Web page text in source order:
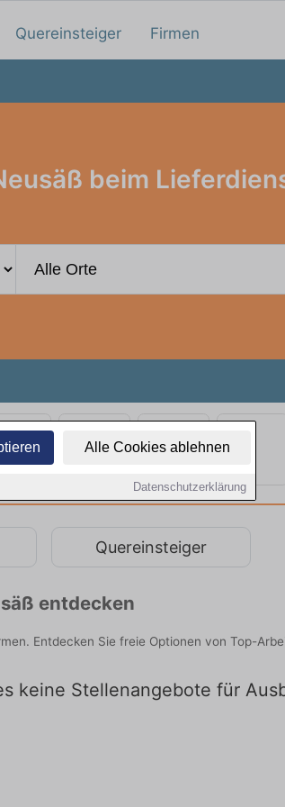
Alle Cookies ablehnen
Datenschutzerklärung
Quereinsteiger Firmen
beim
Quereinsteiger
entdecken
Entdecken Sie freie Optionen von Top-
keine Stellenangebote für